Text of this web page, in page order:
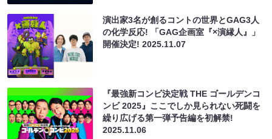
演出家3名が創るコントの世界とGAG3人
の化学反応! 「GAG企画室『×演縁人』」
開催決定!2025.11.07
『最強新コンビ決定戦 THE ゴールデンコ
ンビ 2025』ここでしか見られない死闘を
繰り広げる第一弾予告編を初解禁!
2025.11.06